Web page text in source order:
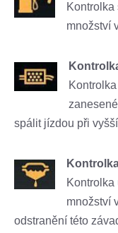
množství
spálit jízdou při
množství
odstranění této